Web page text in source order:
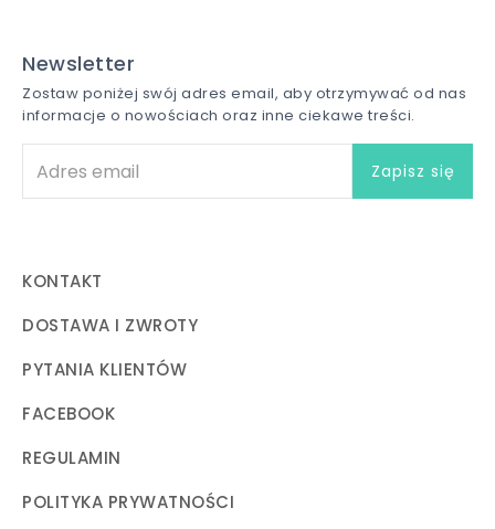
Newsletter
Zostaw poniżej swój adres email, aby otrzymywać od nas
informacje o nowościach oraz inne ciekawe treści.
KONTAKT
DOSTAWA I ZWROTY
PYTANIA KLIENTÓW
FACEBOOK
REGULAMIN
POLITYKA PRYWATNOŚCI